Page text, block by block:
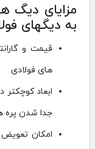
مزایای دیگ
به دیگهای
قیمت و
های فولادی
ابعاد
جدا شدن پره
امکان